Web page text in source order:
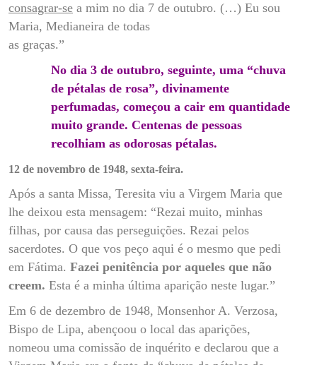
consagrar-se a mim no dia 7 de outubro. (…) Eu sou
Maria, Medianeira de todas
as graças.”
No dia 3 de outubro, seguinte, uma “chuva
de pétalas de rosa”, divinamente
perfumadas, começou a cair em quantidade
muito grande. Centenas de pessoas
recolhiam as odorosas pétalas.
12 de novembro de 1948, sexta-feira.
Após a santa Missa, Teresita viu a Virgem Maria que
lhe deixou esta mensagem: “Rezai muito, minhas
filhas, por causa das perseguições. Rezai pelos
sacerdotes. O que vos peço aqui é o mesmo que pedi
em Fátima. Fazei penitência por aqueles que não
creem. Esta é a minha última aparição neste lugar.”
Em 6 de dezembro de 1948, Monsenhor A. Verzosa,
Bispo de Lipa, abençoou o local das aparições,
nomeou uma comissão de inquérito e declarou que a